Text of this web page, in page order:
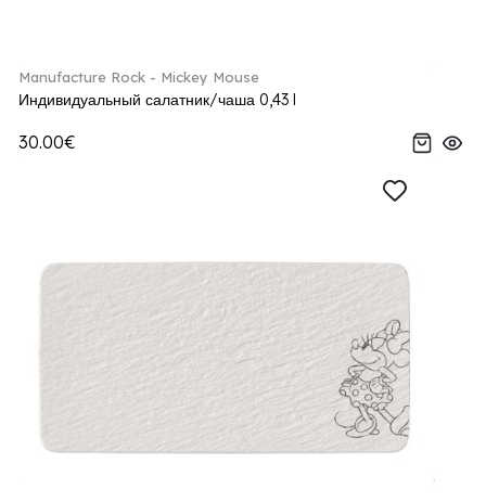
Manufacture Rock - Mickey Mouse
Индивидуальный салатник/чаша 0,43 l
30.00€